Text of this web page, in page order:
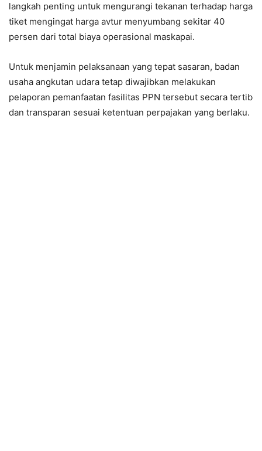
langkah penting untuk mengurangi tekanan terhadap harga
tiket mengingat harga avtur menyumbang sekitar 40
persen dari total biaya operasional maskapai.
Untuk menjamin pelaksanaan yang tepat sasaran, badan
usaha angkutan udara tetap diwajibkan melakukan
pelaporan pemanfaatan fasilitas PPN tersebut secara tertib
dan transparan sesuai ketentuan perpajakan yang berlaku.